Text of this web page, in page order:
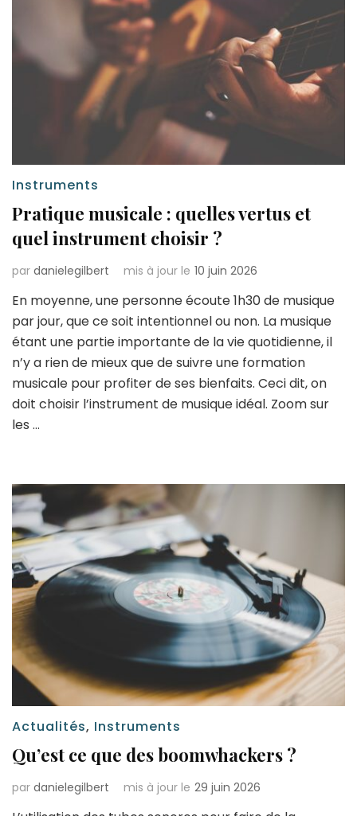
Instruments
Pratique musicale : quelles vertus et
quel instrument choisir ?
par danielegilbert mis à jour le 10 juin 2026
En moyenne, une personne écoute 1h30 de musique
par jour, que ce soit intentionnel ou non. La musique
étant une partie importante de la vie quotidienne, il
n’y a rien de mieux que de suivre une formation
musicale pour profiter de ses bienfaits. Ceci dit, on
doit choisir l’instrument de musique idéal. Zoom sur
les …
Actualités, Instruments
Qu’est ce que des boomwhackers ?
par danielegilbert mis à jour le 29 juin 2026